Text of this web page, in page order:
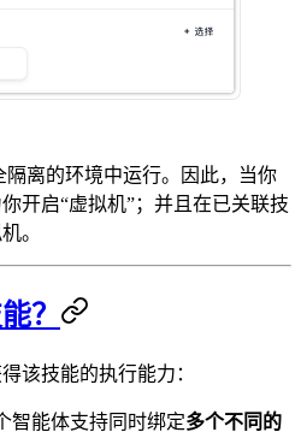
隔离的环境中运行。因此，当你
开启“虚拟机”；并且在已关联技
。
？
该技能的执行能力：
智能体支持同时绑定多个不同的